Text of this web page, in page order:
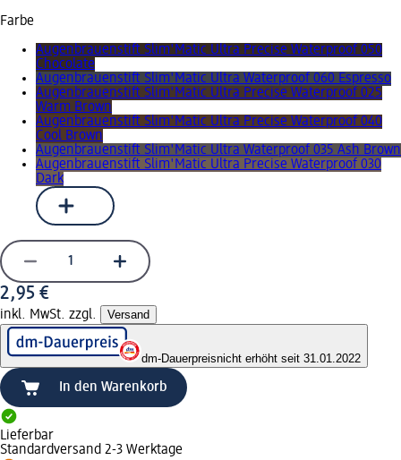
Farbe
Augenbrauenstift Slim'Matic Ultra Precise Waterproof 050
Chocolate
Augenbrauenstift Slim'Matic Ultra Waterproof 060 Espresso
Augenbrauenstift Slim'Matic Ultra Precise Waterproof 025
Warm Brown
Augenbrauenstift Slim'Matic Ultra Precise Waterproof 040
Cool Brown
Augenbrauenstift Slim'Matic Ultra Waterproof 035 Ash Brown
Augenbrauenstift Slim'Matic Ultra Precise Waterproof 030
Dark
2,95 €
inkl. MwSt. zzgl. Versand
dm-Dauerpreisnicht erhöht seit 31.01.2022
In den Warenkorb
Lieferbar
Standardversand 2-3 Werktage